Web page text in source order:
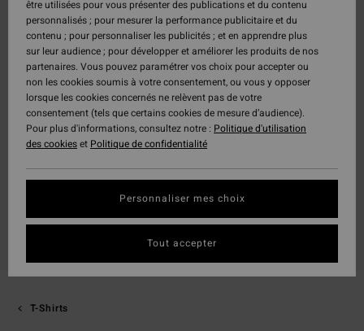
T-Shirts
être utilisées pour vous présenter des publications et du contenu
personnalisés ; pour mesurer la performance publicitaire et du
contenu ; pour personnaliser les publicités ; et en apprendre plus
sur leur audience ; pour développer et améliorer les produits de nos
partenaires. Vous pouvez paramétrer vos choix pour accepter ou
non les cookies soumis à votre consentement, ou vous y opposer
lorsque les cookies concernés ne relèvent pas de votre
consentement (tels que certains cookies de mesure d’audience).
Pour plus d'informations, consultez notre : Politique d'utilisation
des cookieset Politique de confidentialité
Personnaliser mes choix
Tout accepter